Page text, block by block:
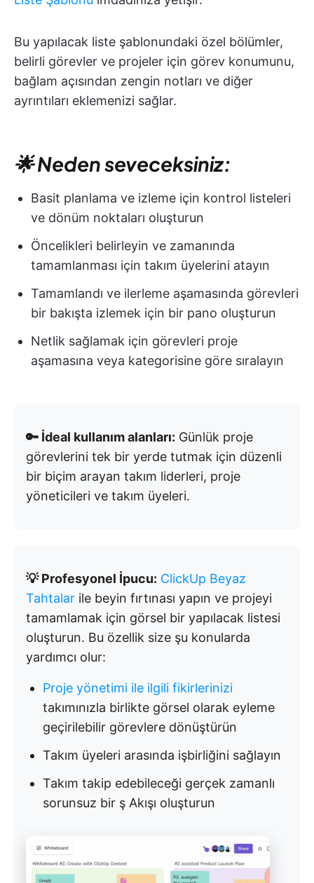
Bu yapılacak liste şablonundaki özel bölümler,
belirli görevler ve projeler için görev konumunu,
bağlam açısından zengin notları ve diğer
ayrıntıları eklemenizi sağlar.
🌟 Neden seveceksiniz:
Basit planlama ve izleme için kontrol listeleri
ve dönüm noktaları oluşturun
Öncelikleri belirleyin ve zamanında
tamamlanması için takım üyelerini atayın
Tamamlandı ve ilerleme aşamasında görevleri
bir bakışta izlemek için bir pano oluşturun
Netlik sağlamak için görevleri proje
aşamasına veya kategorisine göre sıralayın
🔑 İdeal kullanım alanları: Günlük proje
görevlerini tek bir yerde tutmak için düzenli
bir biçim arayan takım liderleri, proje
yöneticileri ve takım üyeleri.
💡 Profesyonel İpucu: ClickUp Beyaz
Tahtalar ile beyin fırtınası yapın ve projeyi
tamamlamak için görsel bir yapılacak listesi
oluşturun. Bu özellik size şu konularda
yardımcı olur:
Proje yönetimi ile ilgili fikirlerinizi
takımınızla birlikte görsel olarak eyleme
geçirilebilir görevlere dönüştürün
Takım üyeleri arasında işbirliğini sağlayın
Takım takip edebileceği gerçek zamanlı
sorunsuz bir ş Akışı oluşturun